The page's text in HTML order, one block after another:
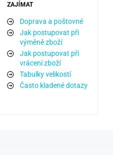
ZAJÍMAT
Doprava a poštovné
Jak postupovat při
výměně zboží
Jak postupovat při
vrácení zboží
Tabulky velikostí
Často kladené dotazy